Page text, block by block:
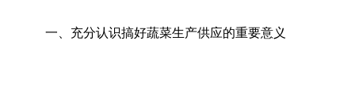
一、充分认识搞好蔬菜生产供应的重要意义